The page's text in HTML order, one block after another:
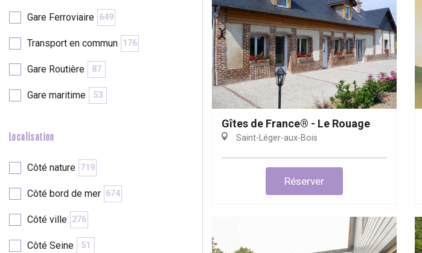
Gare Ferroviaire 649
Transport en commun 176
Gare Routière 87
Gare maritime 53
Localisation
Côté nature 719
Côté bord de mer 674
Côté ville 276
Côté Seine 51
Gîtes de France® - Le Rouage
Saint-Léger-aux-Bois
Réserver